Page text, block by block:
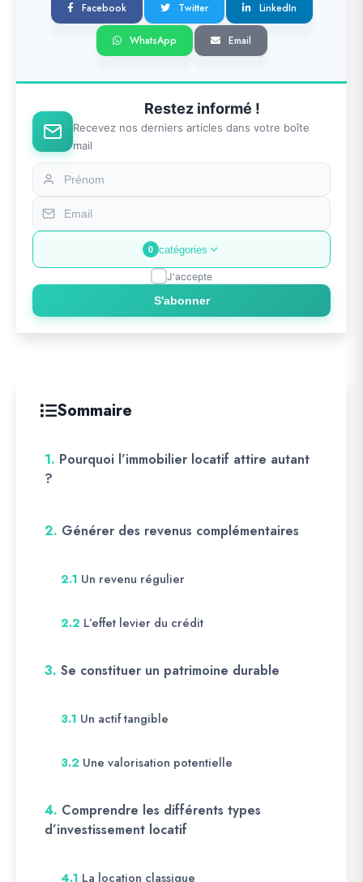
Facebook Twitter LinkedIn
WhatsApp Email
Restez informé !
Recevez nos derniers articles dans votre boîte
mail
0 catégories
J'accepte
S'abonner
Sommaire
1. Pourquoi l’immobilier locatif attire autant
?
2. Générer des revenus complémentaires
2.1 Un revenu régulier
2.2 L’effet levier du crédit
3. Se constituer un patrimoine durable
3.1 Un actif tangible
3.2 Une valorisation potentielle
4. Comprendre les différents types
d’investissement locatif
4.1 La location classique